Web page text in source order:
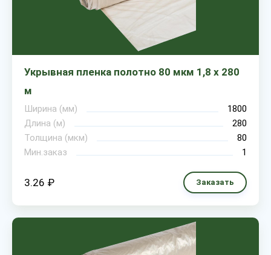
Укрывная пленка полотно 80 мкм 1,8 х 280
м
Ширина (мм)
1800
Длина (м)
280
Толщина (мкм)
80
Мин.заказ
1
3.26 ₽ Заказать